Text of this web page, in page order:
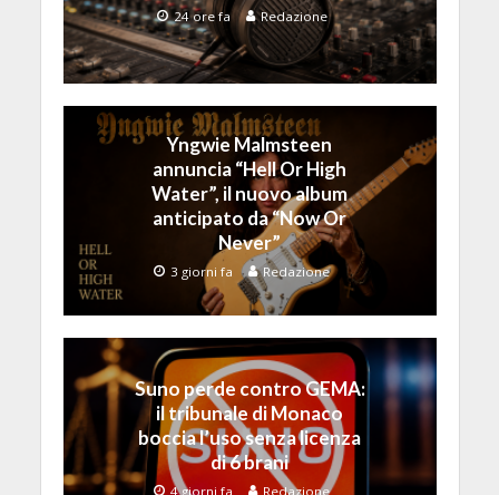
24 ore fa Redazione
Yngwie Malmsteen
annuncia “Hell Or High
Water”, il nuovo album
anticipato da “Now Or
Never”
3 giorni fa Redazione
Suno perde contro GEMA:
il tribunale di Monaco
boccia l’uso senza licenza
di 6 brani
4 giorni fa Redazione